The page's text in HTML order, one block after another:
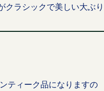
クラシックで美しい大ぶり
ティーク品になりますの